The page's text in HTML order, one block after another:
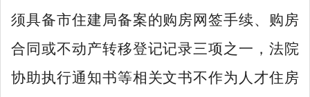
须具备市住建局备案的购房网签手续、购房
合同或不动产转移登记记录三项之一，法院
协助执行通知书等相关文书不作为人才住房